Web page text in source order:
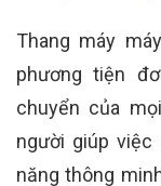
Thang máy
phương tiện
chuyển của
người giúp
năng thông